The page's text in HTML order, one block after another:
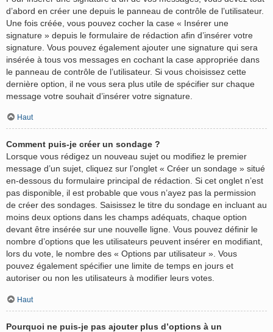
d’abord en créer une depuis le panneau de contrôle de l’utilisateur.
Une fois créée, vous pouvez cocher la case « Insérer une
signature » depuis le formulaire de rédaction afin d’insérer votre
signature. Vous pouvez également ajouter une signature qui sera
insérée à tous vos messages en cochant la case appropriée dans
le panneau de contrôle de l’utilisateur. Si vous choisissez cette
dernière option, il ne vous sera plus utile de spécifier sur chaque
message votre souhait d’insérer votre signature.
Haut
Comment puis-je créer un sondage ?
Lorsque vous rédigez un nouveau sujet ou modifiez le premier
message d’un sujet, cliquez sur l’onglet « Créer un sondage » situé
en-dessous du formulaire principal de rédaction. Si cet onglet n’est
pas disponible, il est probable que vous n’ayez pas la permission
de créer des sondages. Saisissez le titre du sondage en incluant au
moins deux options dans les champs adéquats, chaque option
devant être insérée sur une nouvelle ligne. Vous pouvez définir le
nombre d’options que les utilisateurs peuvent insérer en modifiant,
lors du vote, le nombre des « Options par utilisateur ». Vous
pouvez également spécifier une limite de temps en jours et
autoriser ou non les utilisateurs à modifier leurs votes.
Haut
Pourquoi ne puis-je pas ajouter plus d’options à un